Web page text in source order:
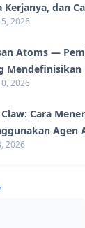
Kerjanya, dan
di
2026
Atoms —
Mendefinisikan
2026
2026
Cara
Agen
Sejati
2026